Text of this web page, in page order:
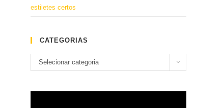
estiletes certos
CATEGORIAS
Categorias
Selecionar categoria